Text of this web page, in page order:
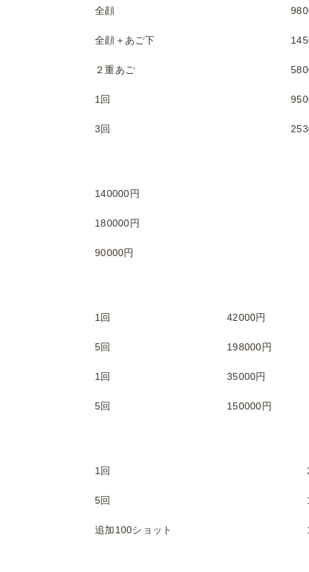
全顔
全顔＋あご下
２重あご
1回
3回
140000円
180000円
90000円
1回 42000円
5回 198000円
1回 35000円
5回 150000円
1回
5回
追加100ショット